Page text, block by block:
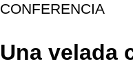
CONFERENCIA
Una velada